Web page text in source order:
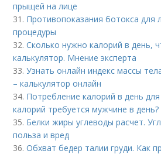
прыщей на лице
31. Противопоказания ботокса для
процедуры
32.Сколько нужно калорий в день,
калькулятор. Мнение эксперта
33.Узнать онлайн индекс массы
– калькулятор онлайн
34. Потребление калорий в день
калорий требуется мужчине в день?
35. Белки жиры углеводы расчет.
польза и вред
36.Обхват бедер талии груди. Как